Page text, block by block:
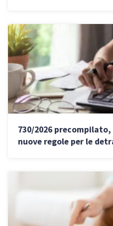
730/2026
nuove regole per le